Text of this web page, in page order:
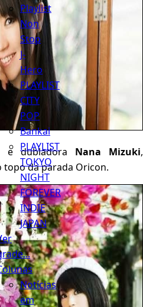
Playlist
Non
Stop
J-
Hero
PLAYLIST
CITY
POP
Bankai
PLAYLIST
TOKYO
NIGHT
FOREVER
INDIE
JAPAN
Notícias
em
e dubladora Nana Mizuki,
topo da parada Oricon.